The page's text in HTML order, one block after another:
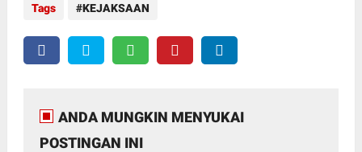
Tags KEJAKSAAN
ANDA MUNGKIN MENYUKAI
POSTINGAN INI